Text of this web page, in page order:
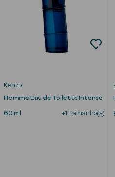
Corporais
Coffrets
Acessórios
Kenzo
Homme Eau de Toilette Intense
60 ml +1 Tamanho(s)